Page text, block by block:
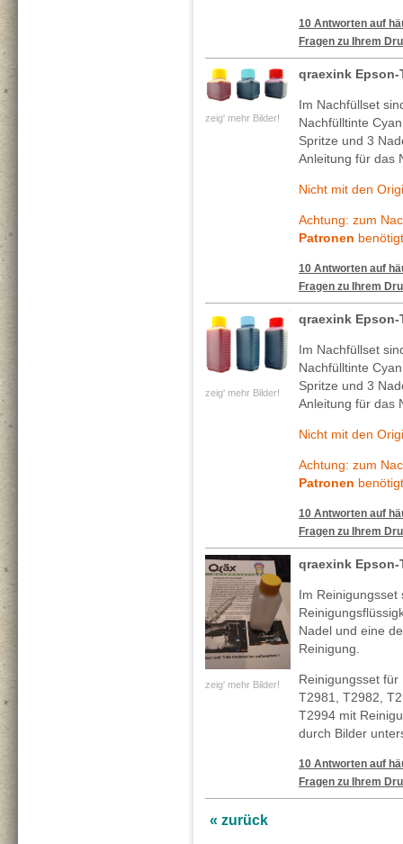
10 Antworten auf
Fragen zu Ihrem
zeig' mehr Bilder!
qraexink Epson-
Im Nachfüllset
Nachfülltinte
Spritze und 3
Anleitung für das
Nicht mit den
Achtung: zum
Patronen
10 Antworten auf
Fragen zu Ihrem
zeig' mehr Bilder!
qraexink Epson-
Im Nachfüllset
Nachfülltinte
Spritze und 3
Anleitung für das
Nicht mit den
Achtung: zum
Patronen
10 Antworten auf
Fragen zu Ihrem
zeig' mehr Bilder!
qraexink Epson-
Im Reinigungsset
Nadel und eine
Reinigung.
Reinigungsset
T2981, T2982,
T2994 mit
durch Bilder
10 Antworten auf
Fragen zu Ihrem
« zurück